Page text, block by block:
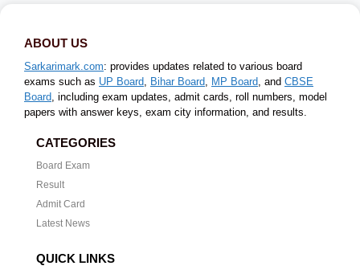
ABOUT US
Sarkarimark.com: provides updates related to various board
exams such as UP Board Bihar Board MP Board , and CBSE
Board , including exam updates, admit cards, roll numbers, model
papers with answer keys, exam city information, and results.
CATEGORIES
Board Exam
Result
Admit Card
Latest News
QUICK LINKS